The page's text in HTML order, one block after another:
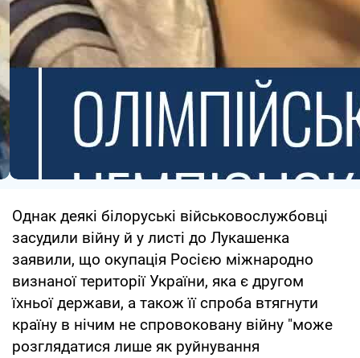
Однак деякі білоруські військовослужбовці
засудили війну й у листі до Лукашенка
заявили, що окупація Росією міжнародно
визнаної території України, яка є другом
їхньої держави, а також її спроба втягнути
країну в нічим не спровоковану війну "може
розглядатися лише як руйнування